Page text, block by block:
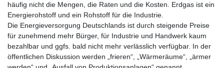
häufig nicht die Mengen, die Raten und die Kosten. Erdgas ist ein
Energierohstoff und ein Rohstoff für die Industrie.
Die Energieversorgung Deutschlands ist durch steigende Preise
für zunehmend mehr Bürger, für Industrie und Handwerk kaum
bezahlbar und ggfs. bald nicht mehr verlässlich verfügbar. In der
öffentlichen Diskussion werden „frieren“, „Wärmeräume“, „ärmer